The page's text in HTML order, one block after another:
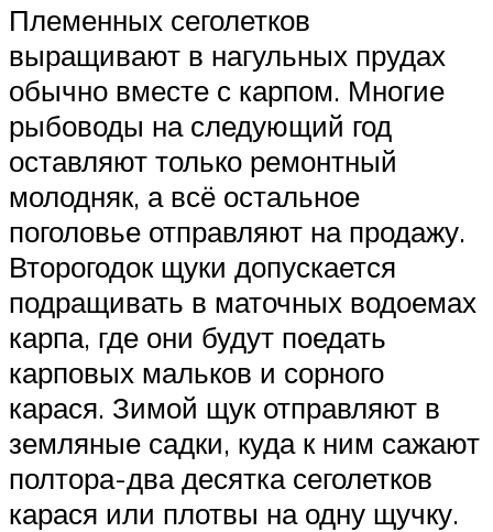
Племенных сеголетков
выращивают в нагульных прудах
обычно вместе с карпом. Многие
рыбоводы на следующий год
оставляют только ремонтный
молодняк, а всё остальное
поголовье отправляют на продажу.
Второгодок щуки допускается
подращивать в маточных водоемах
карпа, где они будут поедать
карповых мальков и сорного
карася. Зимой щук отправляют в
земляные садки, куда к ним сажают
полтора-два десятка сеголетков
карася или плотвы на одну щучку.